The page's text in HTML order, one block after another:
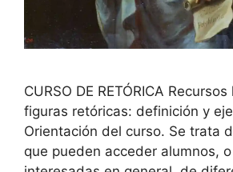
CURSO DE RETÓRICA
figuras retóricas: definición y
Orientación del curso. Se trata
que pueden acceder alumnos,